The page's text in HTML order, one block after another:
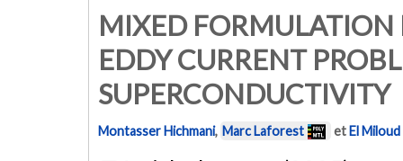
MIXED
EDDY CURRENT
SUPERCONDUCTIVITY
Montasser Hichmani, Marc Laforest etEl